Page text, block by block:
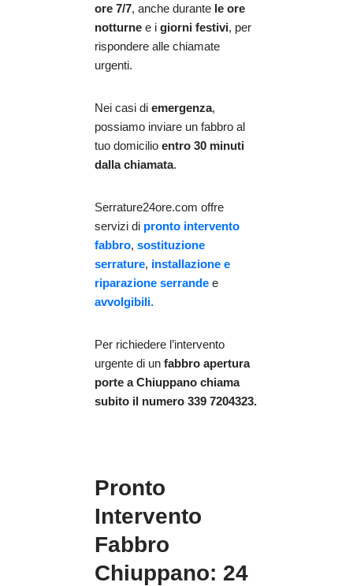
ore 7/7, anche durante le ore
notturne e i giorni festivi, per
rispondere alle chiamate
urgenti.
Nei casi di emergenza,
possiamo inviare un fabbro al
tuo domicilio entro 30 minuti
dalla chiamata.
Serrature24ore.com offre
servizi di pronto intervento
fabbro, sostituzione
serrature, installazione e
riparazione serrande e
avvolgibili.
Per richiedere l’intervento
urgente di un fabbro apertura
porte a Chiuppano chiama
subito il numero 339 7204323.
Pronto
Intervento
Fabbro
Chiuppano: 24